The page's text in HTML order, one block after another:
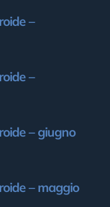
–
–
– giugno
– maggio